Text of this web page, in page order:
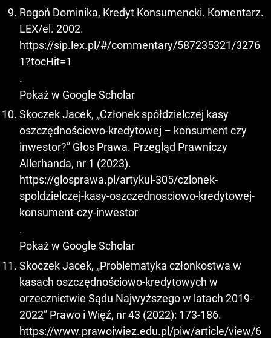
Rogoń Dominika, Kredyt Konsumencki. Komentarz.
LEX/el. 2002.
https://sip.lex.pl/#/commentary/587235321/3276
1?tocHit=1
.
Pokaż w Google Scholar
Skoczek Jacek, „Członek spółdzielczej kasy
oszczędnościowo-kredytowej – konsument czy
inwestor?” Głos Prawa. Przegląd Prawniczy
Allerhanda, nr 1 (2023).
https://glosprawa.pl/artykul-305/czlonek-
spoldzielczej-kasy-oszczednosciowo-kredytowej-
konsument-czy-inwestor
.
Pokaż w Google Scholar
Skoczek Jacek, „Problematyka członkostwa w
kasach oszczędnościowo-kredytowych w
orzecznictwie Sądu Najwyższego w latach 2019-
2022” Prawo i Więź, nr 43 (2022): 173-186.
https://www.prawoiwiez.edu.pl/piw/article/view/6